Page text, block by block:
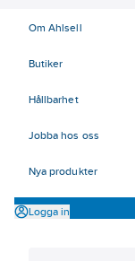
Om Ahlsell
Butiker
Hållbarhet
Jobba hos oss
Nya produkter
Logga in